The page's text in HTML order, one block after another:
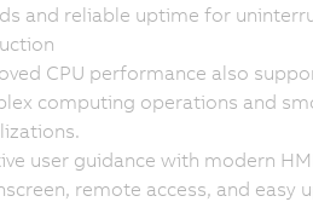
and reliable uptime for
CPU performance also
computing operations and
user guidance with modern
remote access, and easy